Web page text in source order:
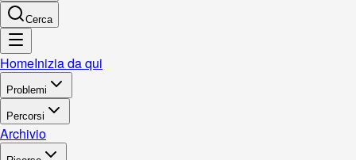
Cerca
HomeInizia da qui
Problemi
Percorsi
Archivio